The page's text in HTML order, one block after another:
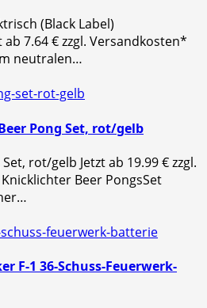
(Black Label)
7.64 € zzgl. Versandkosten*
neutralen…
Pong Set, rot/gelb
rot/gelb Jetzt ab 19.99 € zzgl.
Beer PongsSet
F-1 36-Schuss-Feuerwerk-